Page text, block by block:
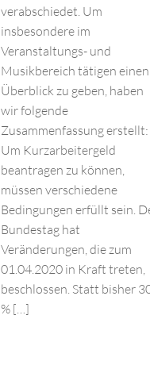
verabschiedet. Um
insbesondere im
Veranstaltungs- und
Musikbereich tätigen einen
Überblick zu geben, haben
wir folgende
Zusammenfassung erstellt:
Um Kurzarbeitergeld
beantragen zu können,
müssen verschiedene
Bedingungen erfüllt sein.
Bundestag hat
Veränderungen, die zum
01.04.2020 in Kraft treten,
beschlossen. Statt bisher
% […]